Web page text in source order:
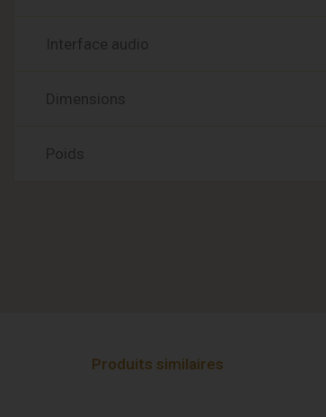
Interface audio
Dimensions
Poids
Produits similaires